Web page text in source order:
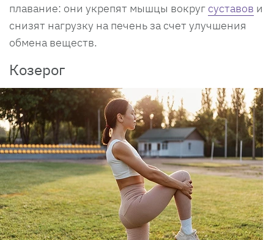
плавание: они укрепят мышцы вокруг суставов и
снизят нагрузку на печень за счет улучшения
обмена веществ.
Козерог